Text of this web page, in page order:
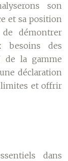
son
et sa position
démontrer
besoins des
de la gamme
déclaration
limites et offrir
dans